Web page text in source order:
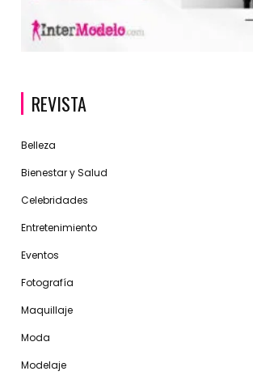
REVISTA
Belleza
Bienestar y Salud
Celebridades
Entretenimiento
Eventos
Fotografía
Maquillaje
Moda
Modelaje